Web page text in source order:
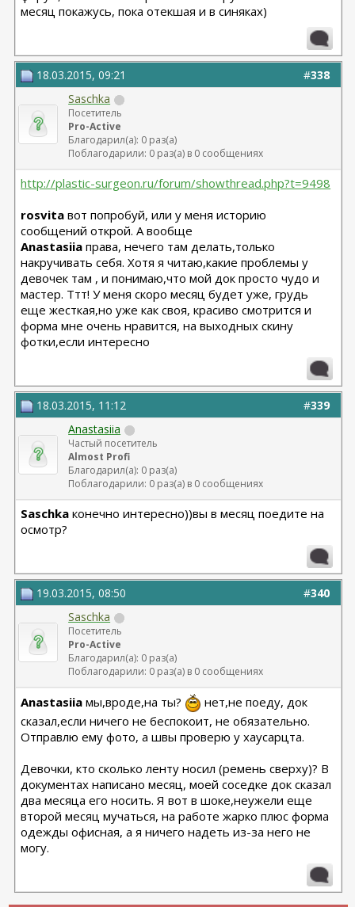
месяц покажусь, пока отекшая и в синяках)
#338
18.03.2015, 09:21
Saschka
Посетитель
Pro-Active
Благодарил(а): 0 раз(а)
Поблагодарили: 0 раз(а) в 0 сообщениях
http://plastic-surgeon.ru/forum/showthread.php?t=9498
rosvita вот попробуй, или у меня историю
сообщений открой. А вообще
Anastasiia права, нечего там делать,только
накручивать себя. Хотя я читаю,какие проблемы у
девочек там , и понимаю,что мой док просто чудо и
мастер. Ттт! У меня скоро месяц будет уже, грудь
еще жесткая,но уже как своя, красиво смотрится и
форма мне очень нравится, на выходных скину
фотки,если интересно
#339
18.03.2015, 11:12
Anastasiia
Частый посетитель
Almost Profi
Благодарил(а): 0 раз(а)
Поблагодарили: 0 раз(а) в 0 сообщениях
Saschka конечно интересно))вы в месяц поедите на
осмотр?
#340
19.03.2015, 08:50
Saschka
Посетитель
Pro-Active
Благодарил(а): 0 раз(а)
Поблагодарили: 0 раз(а) в 0 сообщениях
Anastasiia мы,вроде,на ты?
нет,не поеду, док
сказал,если ничего не беспокоит, не обязательно.
Отправлю ему фото, а швы проверю у хаусарцта.
Девочки, кто сколько ленту носил (ремень сверху)? В
документах написано месяц, моей соседке док сказал
два месяца его носить. Я вот в шоке,неужели еще
второй месяц мучаться, на работе жарко плюс форма
одежды офисная, а я ничего надеть из-за него не
могу.